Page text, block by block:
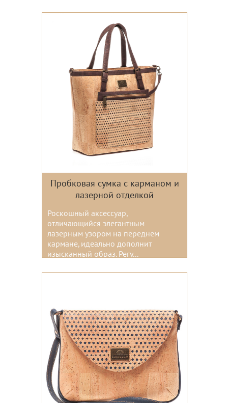
Пробковая сумка с карманом и
лазерной отделкой
Роскошный аксессуар,
отличающийся элегантным
лазерным узором на переднем
кармане, идеально дополнит
изысканный образ. Регу...
Цвета: